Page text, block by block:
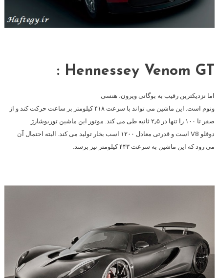
Hennessey Venom GT :
اما نزدیکترین رقیب به بوگاتی ویرون، هنسی
ونوم است. این ماشین می تواند با سرعت ۴۱۸ کیلومتر بر ساعت حرکت کند و از
صفر تا ۱۰۰ را تنها در ۲٫۵ ثانیه طی می کند. موتور این ماشین توربوشارژ
دوقلو V8 است و قدرتی معادل ۱۲۰۰ اسب بخار تولید می کند. البته احتمال آن
می رود که این ماشین به سرعت ۴۴۳ کیلومتر نیز برسد.